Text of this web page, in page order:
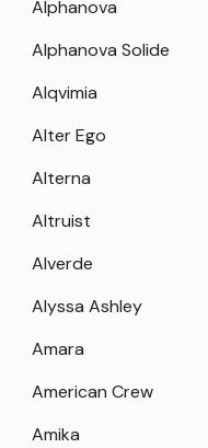
Alphanova
Alphanova Solide
Alqvimia
Alter Ego
Alterna
Altruist
Alverde
Alyssa Ashley
Amara
American Crew
Amika